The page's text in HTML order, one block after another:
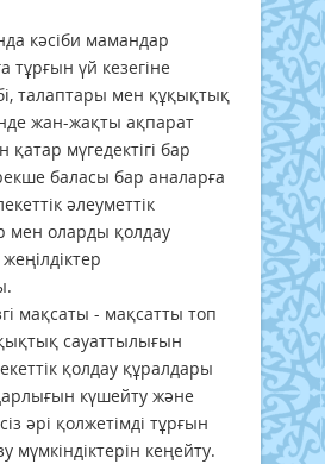
кәсіби мамандар
тұрғын үй кезегіне
талаптары мен құқықтық
жан-жақты ақпарат
мүгедектігі бар
баласы бар аналарға
әлеуметтік
мен оларды қолдау
мақсаты - мақсатты топ
сауаттылығын
қолдау құралдары
күшейту және
әрі қолжетімді тұрғын
мүмкіндіктерін кеңейту.